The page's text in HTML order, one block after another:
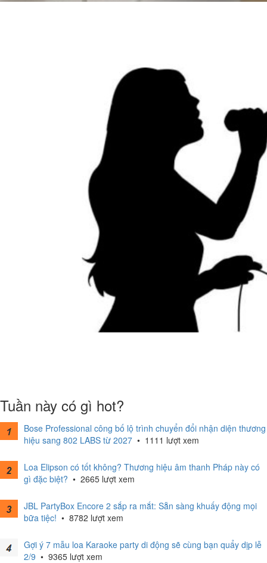
Tuần này có gì hot?
Bose Professional công bố lộ trình chuyển đổi nhận diện thương
hiệu sang 802 LABS từ 2027 • 1111 lượt xem
Loa Elipson có tốt không? Thương hiệu âm thanh Pháp này có
gì đặc biệt? • 2665 lượt xem
JBL PartyBox Encore 2 sắp ra mắt: Sẵn sàng khuấy động mọi
bữa tiệc! • 8782 lượt xem
Gợi ý 7 mẫu loa Karaoke party di động sẽ cùng bạn quẩy dịp lễ
2/9 • 9365 lượt xem